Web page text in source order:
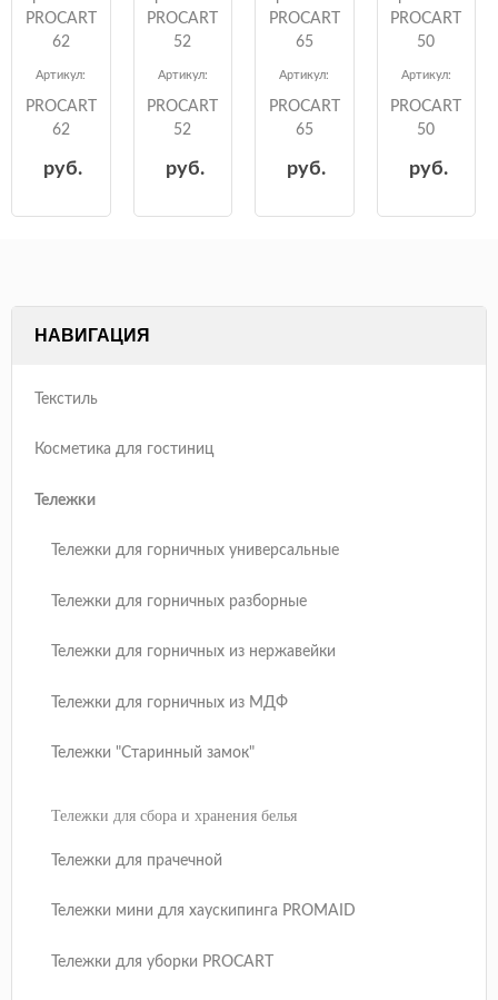
PROCART
62
Артикул:
PROCART
62
руб.
PROCART
52
Артикул:
PROCART
52
руб.
PROCART
65
Артикул:
PROCART
65
руб.
PROCART
50
Артикул:
PROCART
50
руб.
НАВИГАЦИЯ
Текстиль
Косметика для гостиниц
Тележки
Тележки для горничных универсальные
Тележки для горничных разборные
Тележки для горничных из нержавейки
Тележки для горничных из МДФ
Тележки "Старинный замок"
Тележки для сбора и хранения белья
Тележки для прачечной
Тележки мини для хаускипинга PROMAID
Тележки для уборки PROCART